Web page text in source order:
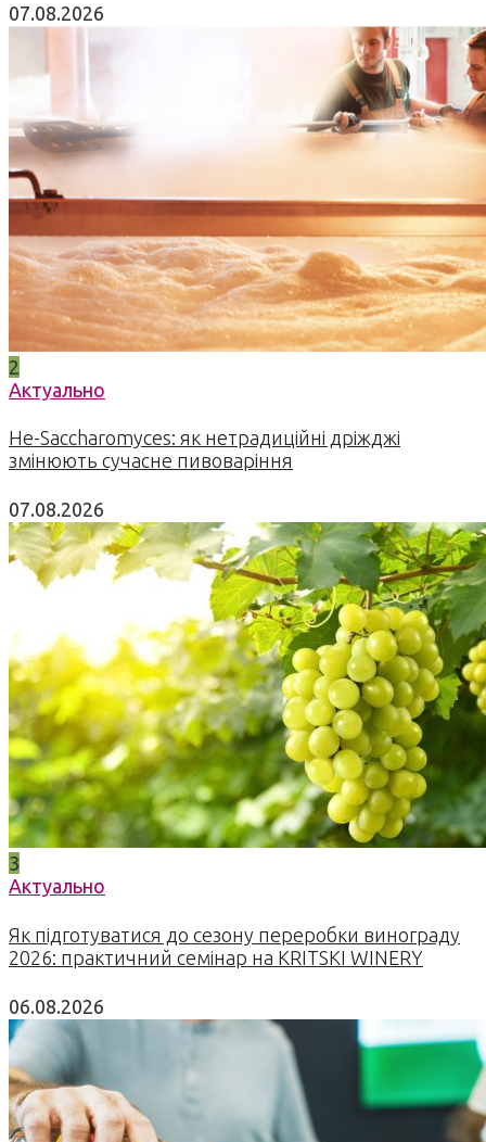
07.08.2026
2
Актуально
Не-Saccharomyces: як нетрадиційні дріжджі
змінюють сучасне пивоваріння
07.08.2026
3
Актуально
Як підготуватися до сезону переробки винограду
2026: практичний семінар на KRITSKI WINERY
06.08.2026